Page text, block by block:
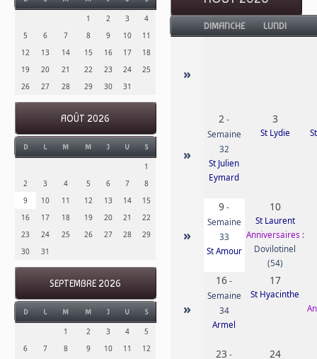
1 2 3
4
5
6 7 8 9 10
11
12
13 14 15 16 17
18
19
20 21 22 23 24
25
26
27 28 29 30 31
AOÛT 2026
D L M M J V S
1
2
3 4 5 6 7
8
9
10 11 12 13 14
15
16
17 18 19 20 21
22
23
24 25 26 27 28
29
30
31
SEPTEMBRE 2026
D L M M J V S
1 2 3 4
5
6
7 8 9 10 11 12
DIMANCHE LUNDI
»
»
2 -
Semaine
32
St Julien
Eymard
3
St Lydie
»
9 -
Semaine
33
St Amour
10
St Laurent
Anniversaires :
Dovilotinel
(54)
»
16 -
Semaine
34
Armel
17
St Hyacinthe
23 - 24